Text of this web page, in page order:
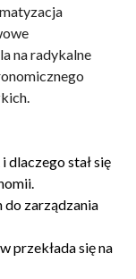
na radykalne
dlaczego stał się
do zarządzania
przekłada się na